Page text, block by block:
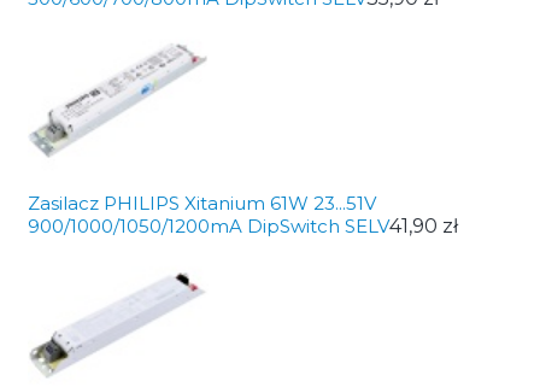
Zasilacz PHILIPS Xitanium 61W 23...51V
900/1000/1050/1200mA DipSwitch SELV41,90 zł